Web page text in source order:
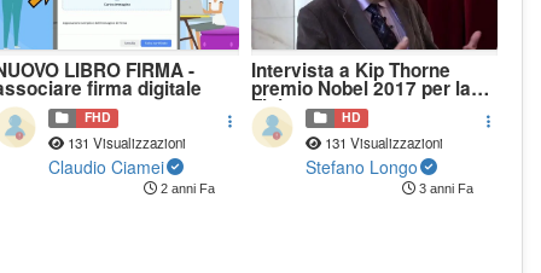
LIBRO FIRMA -
firma digitale
FHD
131 Visualizzazioni
Claudio Ciamei
2 anni Fa
Intervista a Kip Thorne
premio Nobel 2017 per la
Fisica HD
131 Visualizzazioni
Stefano Longo
3 anni Fa